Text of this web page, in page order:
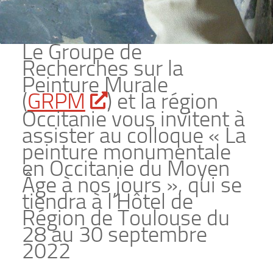
Le Groupe de
Recherches sur la
Peinture Murale
(GRPM ) et la région
Occitanie vous invitent à
assister au colloque « La
peinture monumentale
en Occitanie du Moyen
Âge à nos jours », qui se
tiendra à l’Hôtel de
Région de Toulouse du
28 au 30 septembre
2022